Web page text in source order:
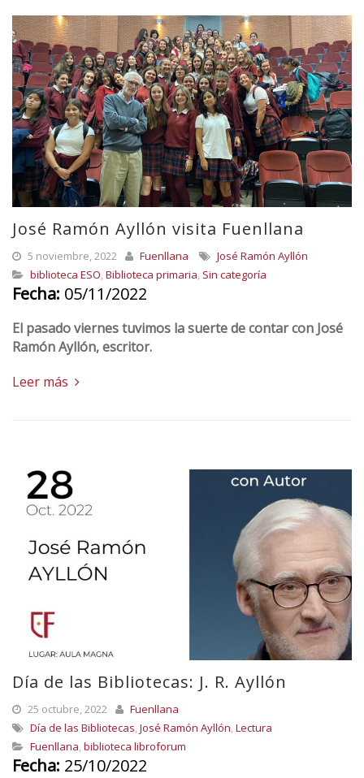
José Ramón Ayllón visita Fuenllana
5 noviembre, 2022 Fuenllana
José Ramón Ayllón
biblioteca ESO, Biblioteca primaria, Sin categoría
Fecha: 05/11/2022
El pasado viernes tuvimos la suerte de contar con José
Ramón Ayllón, escritor.
Leer más
Día de las Bibliotecas: J. R. Ayllón
25 octubre, 2022
Fuenllana
Día de las Bibliotecas, José Ramón Ayllón, Lectura
Fuenllana, biblioteca libroforum
Fecha: 25/10/2022